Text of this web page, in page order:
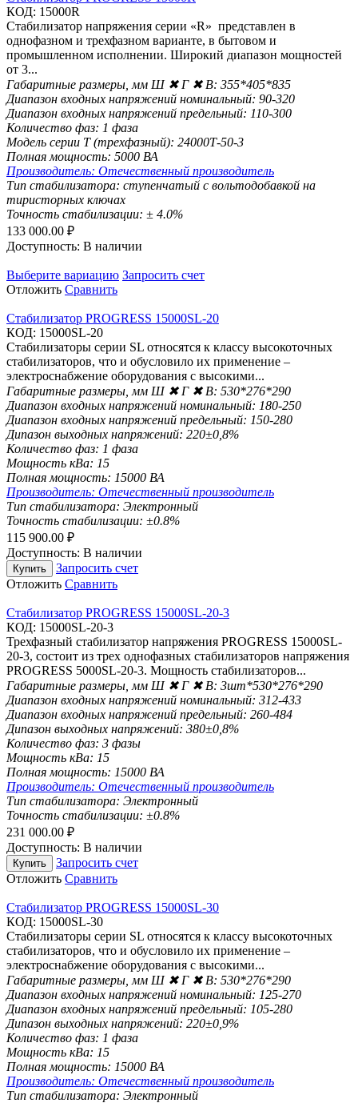
КОД: 15000R
Стабилизатор напряжения серии «R» представлен в
однофазном и трехфазном варианте, в бытовом и
промышленном исполнении. Широкий диапазон мощностей
от 3...
Габаритные размеры, мм Ш ✖ Г ✖ В: 355*405*835
Диапазон входных напряжений номинальный: 90-320
Диапазон входных напряжений предельный: 110-300
Количество фаз: 1 фаза
Модель серии Т (трехфазный): 24000Т-50-3
Полная мощность: 5000 ВА
Производитель: Отечественный производитель
Тип стабилизатора: ступенчатый с вольтодобавкой на
тиристорных ключах
Точность стабилизации: ± 4.0%
133 000.00 ₽
Доступность: В наличии
Выберите вариацию Запросить счет
Отложить Сравнить
Стабилизатор PROGRESS 15000SL-20
КОД: 15000SL-20
Стабилизаторы серии SL относятся к класcу высокоточных
стабилизаторов, что и обусловило их применение –
электроснабжение оборудования с высокими...
Габаритные размеры, мм Ш ✖ Г ✖ В: 530*276*290
Диапазон входных напряжений номинальный: 180-250
Диапазон входных напряжений предельный: 150-280
Дипазон выходных напряжений: 220±0,8%
Количество фаз: 1 фаза
Мощность кВа: 15
Полная мощность: 15000 ВА
Производитель: Отечественный производитель
Тип стабилизатора: Электронный
Точность стабилизации: ±0.8%
115 900.00 ₽
Доступность: В наличии
Купить
Запросить счет
Отложить Сравнить
Стабилизатор PROGRESS 15000SL-20-3
КОД: 15000SL-20-3
Трехфазный стабилизатор напряжения PROGRESS 15000SL-
20-3, состоит из трех однофазных стабилизаторов напряжения
PROGRESS 5000SL-20-3. Мощность стабилизаторов...
Габаритные размеры, мм Ш ✖ Г ✖ В: 3шт*530*276*290
Диапазон входных напряжений номинальный: 312-433
Диапазон входных напряжений предельный: 260-484
Дипазон выходных напряжений: 380±0,8%
Количество фаз: 3 фазы
Мощность кВа: 15
Полная мощность: 15000 ВА
Производитель: Отечественный производитель
Тип стабилизатора: Электронный
Точность стабилизации: ±0.8%
231 000.00 ₽
Доступность: В наличии
Купить
Запросить счет
Отложить Сравнить
Стабилизатор PROGRESS 15000SL-30
КОД: 15000SL-30
Стабилизаторы серии SL относятся к класcу высокоточных
стабилизаторов, что и обусловило их применение –
электроснабжение оборудования с высокими...
Габаритные размеры, мм Ш ✖ Г ✖ В: 530*276*290
Диапазон входных напряжений номинальный: 125-270
Диапазон входных напряжений предельный: 105-280
Дипазон выходных напряжений: 220±0,9%
Количество фаз: 1 фаза
Мощность кВа: 15
Полная мощность: 15000 ВА
Производитель: Отечественный производитель
Тип стабилизатора: Электронный